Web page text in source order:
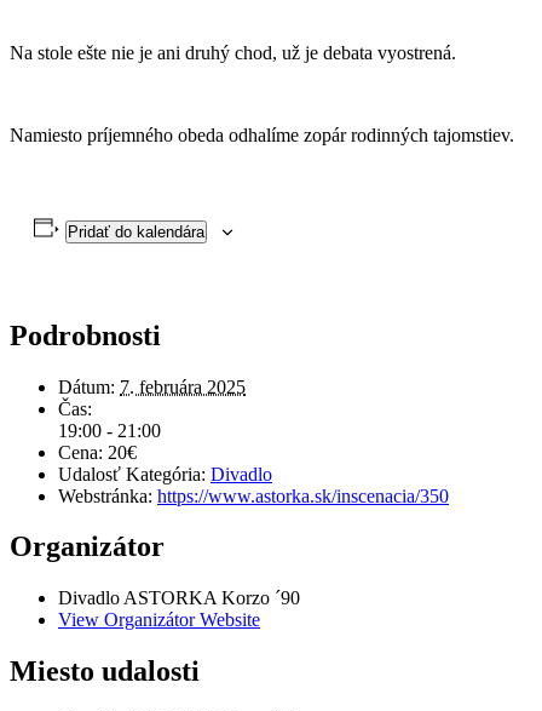
Na stole ešte nie je ani druhý chod, už je debata vyostrená.
Namiesto príjemného obeda odhalíme zopár rodinných tajomstiev.
Pridať do kalendára
Podrobnosti
Dátum: 7. februára 2025
Čas:
19:00 - 21:00
Cena: 20€
Udalosť Kategória: Divadlo
Webstránka: https://www.astorka.sk/inscenacia/350
Organizátor
Divadlo ASTORKA Korzo ´90
View Organizátor Website
Miesto udalosti